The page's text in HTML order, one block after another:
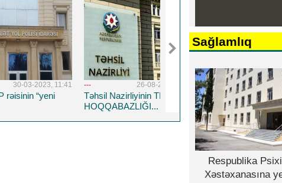
2023, 11:41
“yeni
--- 26-08-2022, 14:19
Təhsil Nazirliyinin TENDER
HOQQABAZLIĞI...
5-04-2023,
Respublika Psixiatriya
Xəstəxanasına yeni baş
həkim təyin edildi
Sağlamlıq
Respublika
Xəstəxanasına